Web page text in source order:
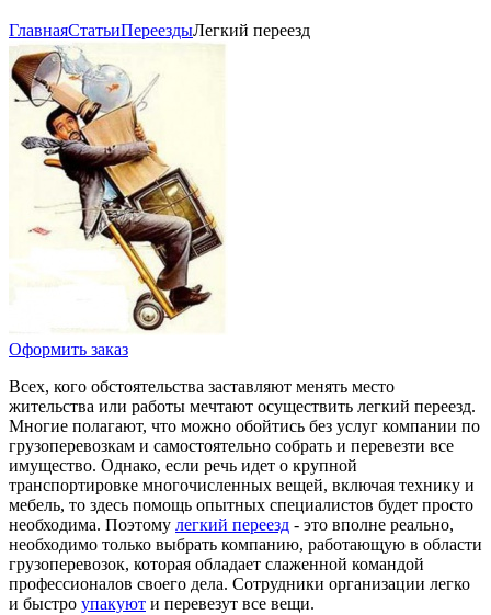
ГлавнаяCтатьиПереездыЛегкий переезд
Оформить заказ
Всех, кого обстоятельства заставляют менять место
жительства или работы мечтают осуществить легкий переезд.
Многие полагают, что можно обойтись без услуг компании по
грузоперевозкам и самостоятельно собрать и перевезти все
имущество. Однако, если речь идет о крупной
транспортировке многочисленных вещей, включая технику и
мебель, то здесь помощь опытных специалистов будет просто
необходима. Поэтому легкий переезд - это вполне реально,
необходимо только выбрать компанию, работающую в области
грузоперевозок, которая обладает слаженной командой
профессионалов своего дела. Сотрудники организации легко
и быстро упакуют и перевезут все вещи.